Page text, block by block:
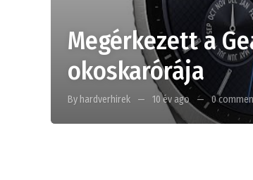
Megérkezett a
okoskarórája
By hardverhirek 10 év ago 0